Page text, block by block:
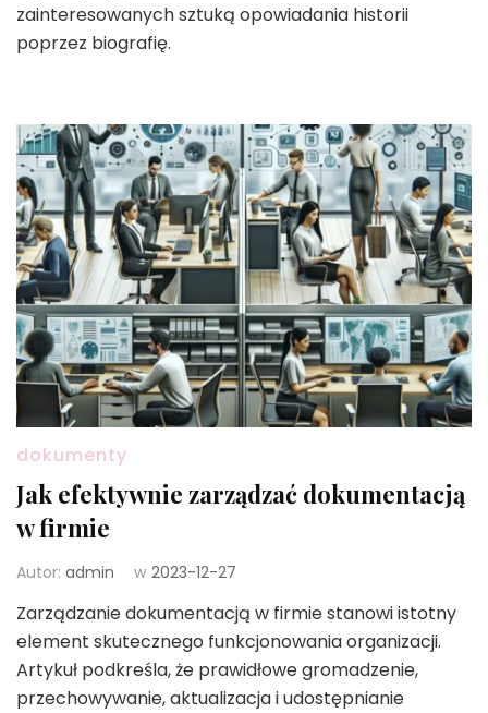
zainteresowanych sztuką opowiadania historii
poprzez biografię.
dokumenty
Jak efektywnie zarządzać dokumentacją
w firmie
Autor: admin w 2023-12-27
Zarządzanie dokumentacją w firmie stanowi istotny
element skutecznego funkcjonowania organizacji.
Artykuł podkreśla, że prawidłowe gromadzenie,
przechowywanie, aktualizacja i udostępnianie